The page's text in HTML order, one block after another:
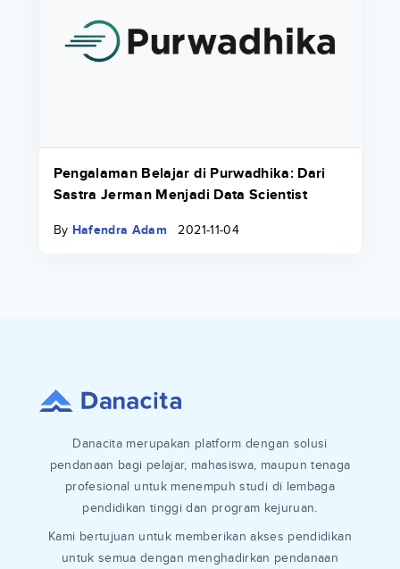
Pengalaman Belajar di Purwadhika: Dari
Sastra Jerman Menjadi Data Scientist
By Hafendra Adam 2021-11-04
Danacita merupakan platform dengan solusi
pendanaan bagi pelajar, mahasiswa, maupun tenaga
profesional untuk menempuh studi di lembaga
pendidikan tinggi dan program kejuruan.
Kami bertujuan untuk memberikan akses pendidikan
untuk semua dengan menghadirkan pendanaan